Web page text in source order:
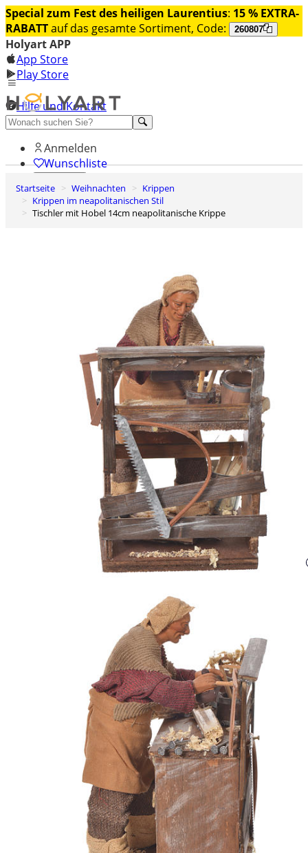
Special zum Fest des heiligen Laurentius: 15 % EXTRA-
RABATTauf das gesamte Sortiment, Code: 260807
Holyart APP
App Store
Play Store
Hilfe und Kontakt
Entdecken Sie Premium
Anmelden
Wunschliste
0
Warenkorb
Startseite Weihnachten
Krippen
Krippen im neapolitanischen Stil
Tischler mit Hobel 14cm neapolitanische Krippe